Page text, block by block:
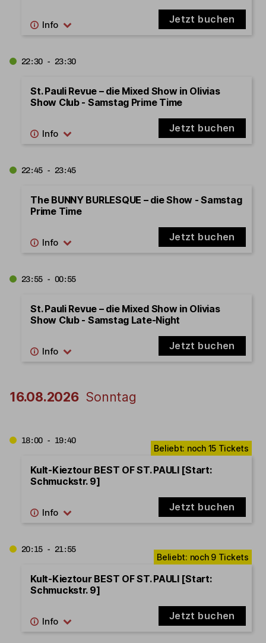
Jetzt buchen
22:30 - 23:30
St. Pauli Revue – die Mixed Show in Olivias
Show Club - Samstag Prime Time
Jetzt buchen
22:45 - 23:45
The BUNNY BURLESQUE – die Show - Samstag
Prime Time
Jetzt buchen
23:55 - 00:55
St. Pauli Revue – die Mixed Show in Olivias
Show Club - Samstag Late-Night
Jetzt buchen
16.08.2026 Sonntag
18:00 - 19:40
Kult-Kieztour BEST OF ST. PAULI [Start:
Schmuckstr. 9]
Jetzt buchen
20:15 - 21:55
Kult-Kieztour BEST OF ST. PAULI [Start:
Schmuckstr. 9]
Jetzt buchen